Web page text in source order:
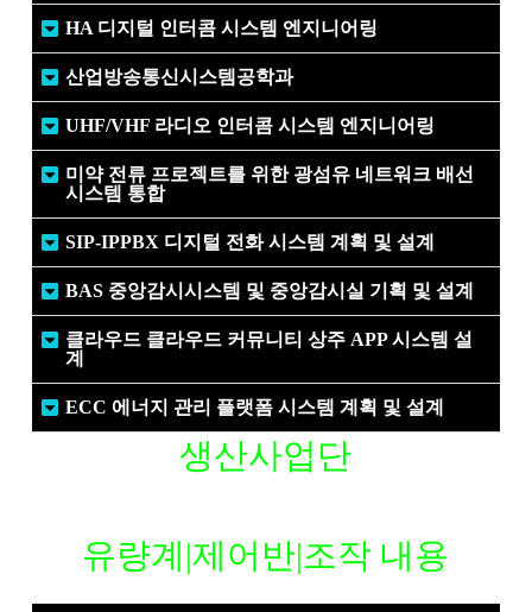
HA 디지털 인터콤 시스템 엔지니어링
산업방송통신시스템공학과
UHF/VHF 라디오 인터콤 시스템 엔지니어링
미약 전류 프로젝트를 위한 광섬유 네트워크 배선
시스템 통합
SIP-IPPBX 디지털 전화 시스템 계획 및 설계
BAS 중앙감시시스템 및 중앙감시실 기획 및 설계
클라우드 클라우드 커뮤니티 상주 APP 시스템 설
계
ECC 에너지 관리 플랫폼 시스템 계획 및 설계
생산사업단
유량계|제어반|조작 내용